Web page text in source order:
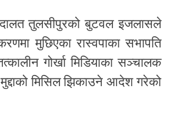
तुलसीपुरको बुटवल इजलासले
मुछिएका रास्वपाका सभापति
गोर्खा मिडियाका सञ्चालक
मिसिल झिकाउने आदेश गरेको